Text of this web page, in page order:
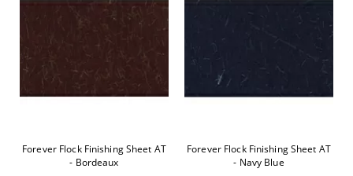
Forever Flock Finishing Sheet AT
- Bordeaux
Forever Flock Finishing Sheet AT
- Navy Blue